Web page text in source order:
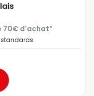
70€ d'achat*
standards